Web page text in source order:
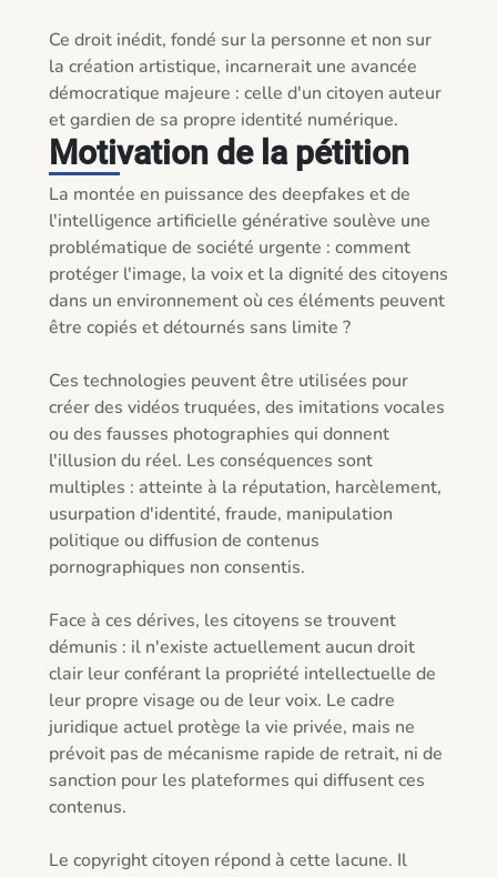
Ce droit inédit, fondé sur la personne et non sur
la création artistique, incarnerait une avancée
démocratique majeure : celle d'un citoyen auteur
et gardien de sa propre identité numérique.
Motivation de la pétition
La montée en puissance des deepfakes et de
l'intelligence artificielle générative soulève une
problématique de société urgente : comment
protéger l'image, la voix et la dignité des citoyens
dans un environnement où ces éléments peuvent
être copiés et détournés sans limite ?
Ces technologies peuvent être utilisées pour
créer des vidéos truquées, des imitations vocales
ou des fausses photographies qui donnent
l'illusion du réel. Les conséquences sont
multiples : atteinte à la réputation, harcèlement,
usurpation d'identité, fraude, manipulation
politique ou diffusion de contenus
pornographiques non consentis.
Face à ces dérives, les citoyens se trouvent
démunis : il n'existe actuellement aucun droit
clair leur conférant la propriété intellectuelle de
leur propre visage ou de leur voix. Le cadre
juridique actuel protège la vie privée, mais ne
prévoit pas de mécanisme rapide de retrait, ni de
sanction pour les plateformes qui diffusent ces
contenus.
Le copyright citoyen répond à cette lacune. Il